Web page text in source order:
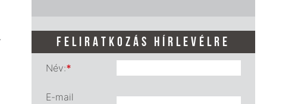
FELIRATKOZÁS HÍRLEVÉLRE
Név:*
E-mail